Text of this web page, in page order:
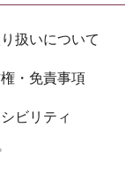
扱いについて
・免責事項
ビリティ